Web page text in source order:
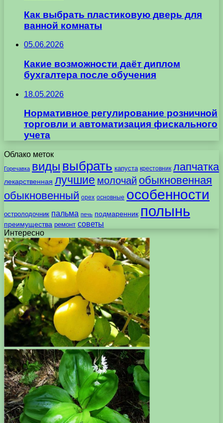
Как выбрать пластиковую дверь для
ванной комнаты
05.06.2026
Какие возможности даёт диплом
бухгалтера после обучения
18.05.2026
Нормативное регулирование розничной
торговли и автоматизация фискального
учета
Облако меток
Горечавка виды выбрать капуста крестовник лапчатка
лекарственная лучшие молочай обыкновенная
обыкновенный орех основные особенности
остролодочник пальма печь подмаренник полынь
преимущества ремонт советы
Интересно